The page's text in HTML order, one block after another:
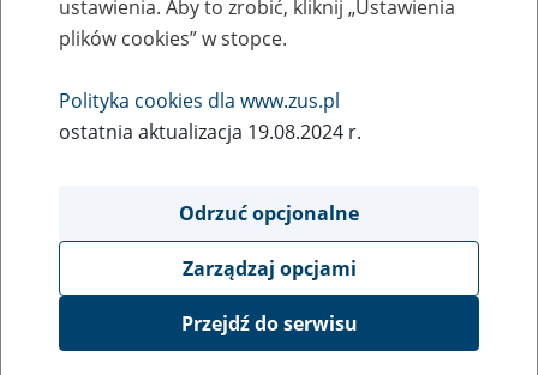
eZUS w siedzibie Twojej firmy
Rodzaj wydarzenia
Szkolenia
Obszar merytoryczny
obsługa klientów
Opis wydarzenia
Platforma Usług Elektronicznych ZUS eZUS
ustawienia. Aby to zrobić, kliknij „Ustawienia
plików cookies” w stopce.
Polityka cookies dla www.zus.pl
ostatnia aktualizacja 19.08.2024 r.
Odrzuć opcjonalne
Zarządzaj opcjami
Przejdź do serwisu